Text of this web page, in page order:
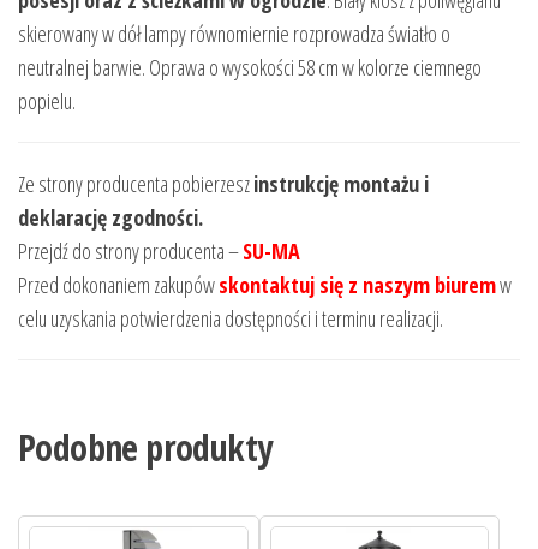
skierowany w dół lampy równomiernie rozprowadza światło o
neutralnej barwie. Oprawa o wysokości 58 cm w kolorze ciemnego
popielu.
Ze strony producenta pobierzeszinstrukcję montażu i
deklarację zgodności.
Przejdź do strony producenta –SU-MA
Przed dokonaniem zakupówskontaktuj się z naszym biuremw
celu uzyskania potwierdzenia dostępności i terminu realizacji.
Podobne produkty